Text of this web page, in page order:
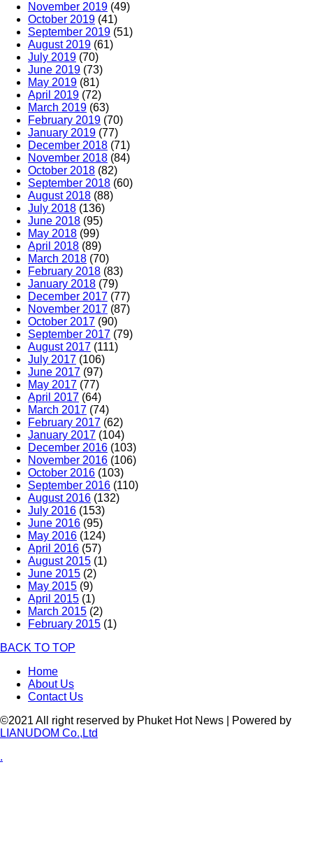
November 2019 (49)
October 2019 (41)
September 2019 (51)
August 2019 (61)
July 2019 (70)
June 2019 (73)
May 2019 (81)
April 2019 (72)
March 2019 (63)
February 2019 (70)
January 2019 (77)
December 2018 (71)
November 2018 (84)
October 2018 (82)
September 2018 (60)
August 2018 (88)
July 2018 (136)
June 2018 (95)
May 2018 (99)
April 2018 (89)
March 2018 (70)
February 2018 (83)
January 2018 (79)
December 2017 (77)
November 2017 (87)
October 2017 (90)
September 2017 (79)
August 2017 (111)
July 2017 (106)
June 2017 (97)
May 2017 (77)
April 2017 (64)
March 2017 (74)
February 2017 (62)
January 2017 (104)
December 2016 (103)
November 2016 (106)
October 2016 (103)
September 2016 (110)
August 2016 (132)
July 2016 (153)
June 2016 (95)
May 2016 (124)
April 2016 (57)
August 2015 (1)
June 2015 (2)
May 2015 (9)
April 2015 (1)
March 2015 (2)
February 2015 (1)
BACK TO TOP
Home
About Us
Contact Us
©2021 All right reserved by Phuket Hot News | Powered by
LIANUDOM Co.,Ltd
.